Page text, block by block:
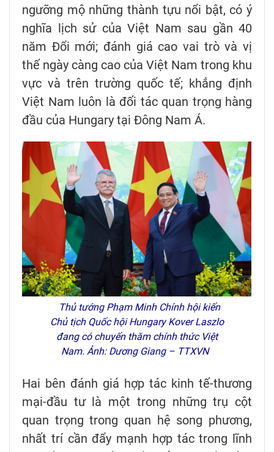
ngưỡng mộ những thành tựu nổi bật, có ý
nghĩa lịch sử của Việt Nam sau gần 40
năm Đổi mới; đánh giá cao vai trò và vị
thế ngày càng cao của Việt Nam trong khu
vực và trên trường quốc tế; khẳng định
Việt Nam luôn là đối tác quan trọng hàng
đầu của Hungary tại Đông Nam Á.
Thủ tướng Phạm Minh Chính hội kiến
Chủ tịch Quốc hội Hungary Kover Laszlo
đang có chuyến thăm chính thức Việt
Nam. Ảnh: Dương Giang – TTXVN
Hai bên đánh giá hợp tác kinh tế-thương
mại-đầu tư là một trong những trụ cột
quan trọng trong quan hệ song phương,
nhất trí cần đẩy mạnh hợp tác trong lĩnh